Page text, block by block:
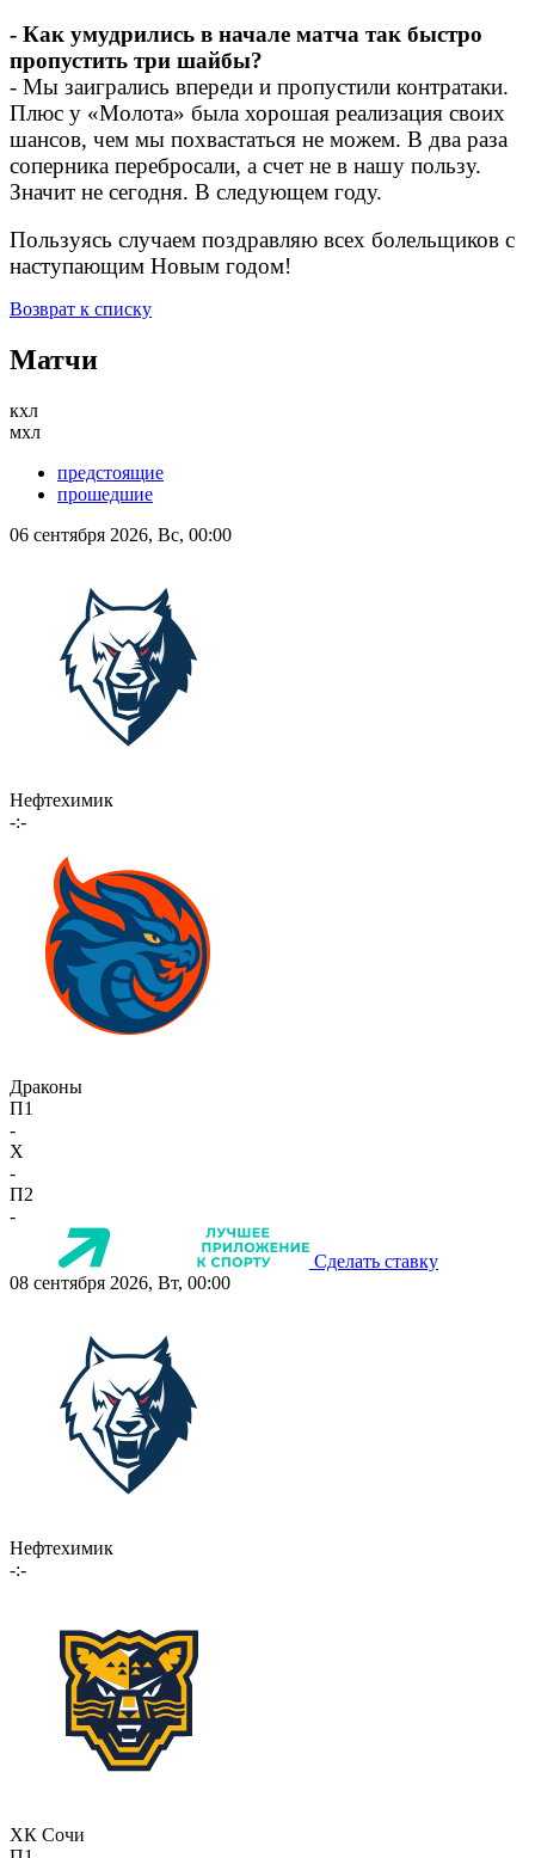
- Как умудрились в начале матча так быстро
пропустить три шайбы?
- Мы заигрались впереди и пропустили контратаки.
Плюс у «Молота» была хорошая реализация своих
шансов, чем мы похвастаться не можем. В два раза
соперника перебросали, а счет не в нашу пользу.
Значит не сегодня. В следующем году.
Пользуясь случаем поздравляю всех болельщиков с
наступающим Новым годом!
Возврат к списку
Матчи
кхл
мхл
предстоящие
прошедшие
06 сентября 2026, Вс, 00:00
Нефтехимик
-:-
Драконы
П1
-
X
-
П2
-
Сделать ставку
08 сентября 2026, Вт, 00:00
Нефтехимик
-:-
ХК Сочи